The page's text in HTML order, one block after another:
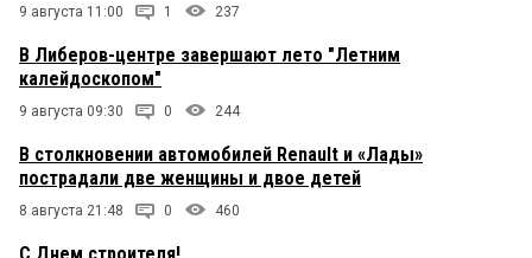
9 августа 11:00 1 237
В Либеров-центре завершают лето "Летним
калейдоскопом"
9 августа 09:30 0 244
В столкновении автомобилей Renault и «Лады»
пострадали две женщины и двое детей
8 августа 21:48 0 460